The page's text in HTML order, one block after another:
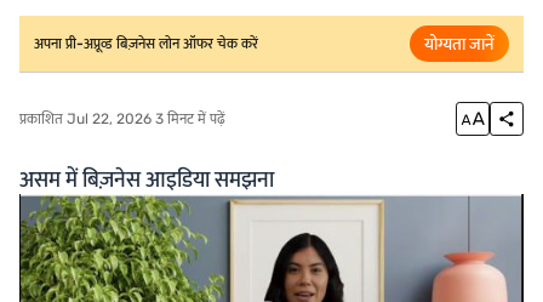
अपना प्री-अप्रूव्ड बिज़नेस लोन ऑफर चेक करें योग्यता जानें
प्रकाशित Jul 22, 2026 3 मिनट में पढ़ें
असम में बिज़नेस आइडिया समझना